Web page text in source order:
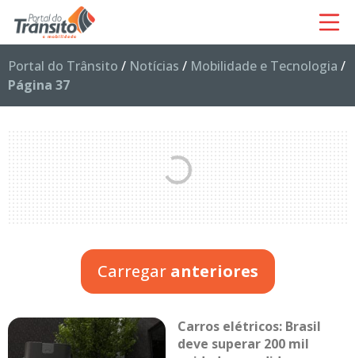
Portal do Trânsito / Notícias / Mobilidade e Tecnologia /
Página 37
Carregar anteriores
Carros elétricos: Brasil
deve superar 200 mil